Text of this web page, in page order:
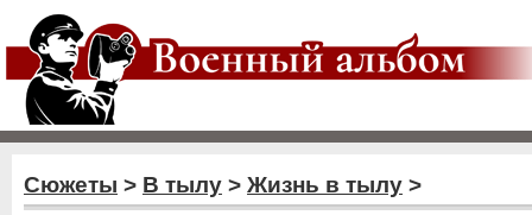
Сюжеты > В тылу > Жизнь в тылу >